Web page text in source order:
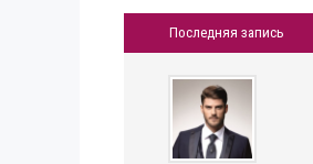
Последняя запись